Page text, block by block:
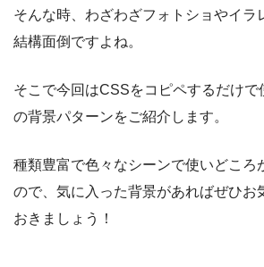
そんな時、わざわざフォトショやイラ
結構面倒ですよね。
そこで今回はCSSをコピペするだけで
の背景パターンをご紹介します。
種類豊富で色々なシーンで使いどころ
ので、気に入った背景があればぜひお
おきましょう！